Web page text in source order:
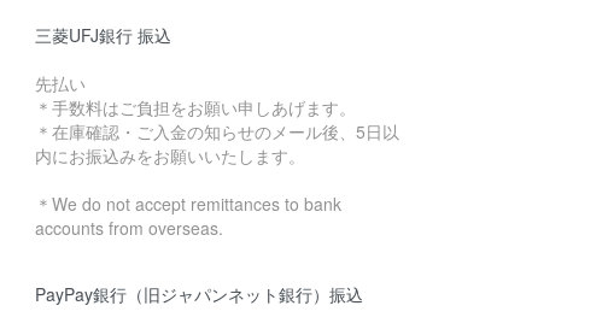
三菱UFJ銀行 振込
先払い
＊手数料はご負担をお願い申しあげます。
＊在庫確認・ご入金の知らせのメール後、5日以
内にお振込みをお願いいたします。
＊We do not accept remittances to bank
accounts from overseas.
PayPay銀行（旧ジャパンネット銀行）振込